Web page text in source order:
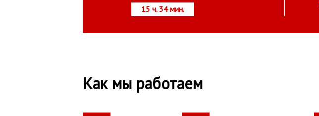
15 ч. 34 мин.
Как мы работаем